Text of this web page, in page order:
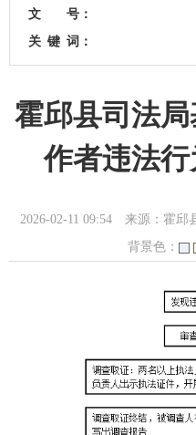
文 号：
关 键 词：
霍邱县司法
作者违法
2026-02-11 09:54 来源：霍邱
背景色：